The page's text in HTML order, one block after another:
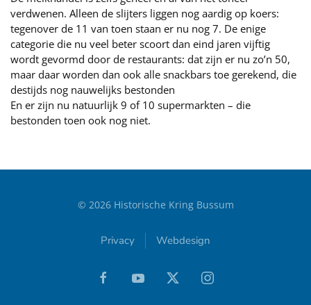
verdwenen. Alleen de slijters liggen nog aardig op koers:
tegenover de 11 van toen staan er nu nog 7. De enige
categorie die nu veel beter scoort dan eind jaren vijftig
wordt gevormd door de restaurants: dat zijn er nu zo’n 50,
maar daar worden dan ook alle snackbars toe gerekend, die
destijds nog nauwelijks bestonden
En er zijn nu natuurlijk 9 of 10 supermarkten – die
bestonden toen ook nog niet.
© 2026Historische Kring Bussum
Privacy Webdesign